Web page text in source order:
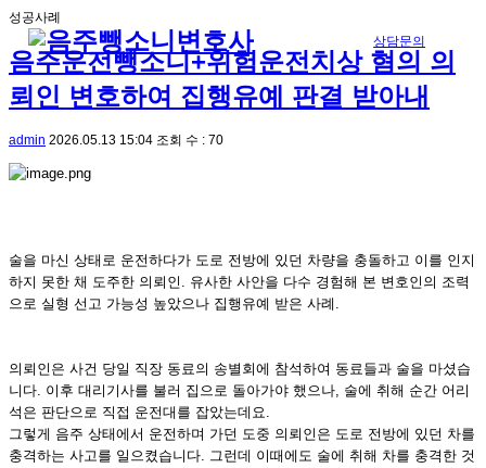
상담문의
성공사례
음주운전뺑소니+위험운전치상 혐의 의
뢰인 변호하여 집행유예 판결 받아내
admin 2026.05.13 15:04 조회 수 : 70
술을 마신 상태로 운전하다가 도로 전방에 있던 차량을 충돌하고 이를 인지
하지 못한 채 도주한 의뢰인. 유사한 사안을 다수 경험해 본 변호인의 조력
으로 실형 선고 가능성 높았으나 집행유예 받은 사례.
의뢰인은 사건 당일 직장 동료의 송별회에 참석하여 동료들과 술을 마셨습
니다. 이후 대리기사를 불러 집으로 돌아가야 했으나, 술에 취해 순간 어리
석은 판단으로 직접 운전대를 잡았는데요.
그렇게 음주 상태에서 운전하며 가던 도중 의뢰인은 도로 전방에 있던 차를
충격하는 사고를 일으켰습니다. 그런데 이때에도 술에 취해 차를 충격한 것